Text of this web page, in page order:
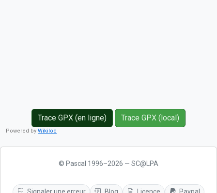
Trace GPX (en ligne) Trace GPX (local)
Powered by Wikiloc
© Pascal 1996–2026 — SC@LPA